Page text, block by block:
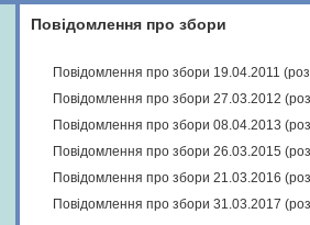
Повідомлення про збори
Повідомлення про збори 19.04.2011
Повідомлення про збори 27.03.2012
Повідомлення про збори 08.04.2013
Повідомлення про збори 26.03.2015
Повідомлення про збори 21.03.2016
Повідомлення про збори 31.03.2017